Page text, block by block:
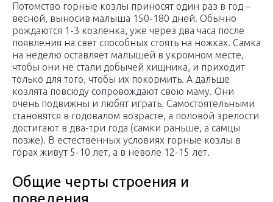
Потомство горные козлы приносят один раз в год –
весной, выносив малыша 150-180 дней. Обычно
рождаются 1-3 козленка, уже через два часа после
появления на свет способных стоять на ножках. Самка
на неделю оставляет малышей в укромном месте,
чтобы они не стали добычей хищника, и приходит
только для того, чтобы их покормить. А дальше
козлята повсюду сопровождают свою маму. Они
очень подвижны и любят играть. Самостоятельными
становятся в годовалом возрасте, а половой зрелости
достигают в два-три года (самки раньше, а самцы
позже). В естественных условиях горные козлы в
горах живут 5-10 лет, а в неволе 12-15 лет.
Общие черты строения и